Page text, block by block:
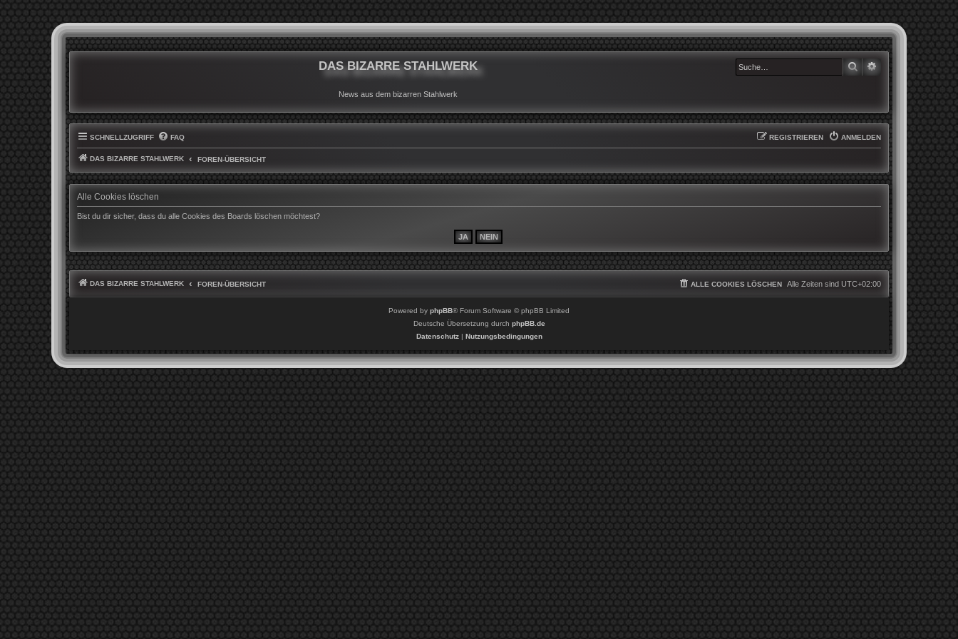
DAS BIZARRE STAHLWERK
News aus dem bizarren Stahlwerk
SUCHE
SCHNELLZUGRIFF FAQ ANMELDEN
REGISTRIEREN
DAS BIZARRE STAHLWERK FOREN-ÜBERSICHT
Alle Cookies löschen
Bist du dir sicher, dass du alle Cookies des Boards löschen möchtest?
DAS BIZARRE STAHLWERK FOREN-ÜBERSICHT Alle Zeiten sind UTC+02:00
ALLE COOKIES LÖSCHEN
Powered by phpBB® Forum Software © phpBB Limited
Deutsche Übersetzung durch phpBB.de
Datenschutz| Nutzungsbedingungen